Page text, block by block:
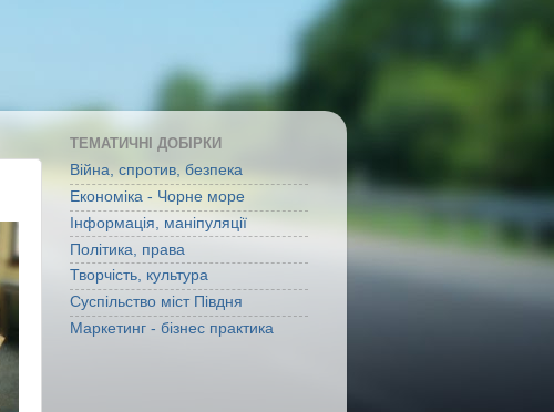
ТЕМАТИЧНІ ДОБІРКИ
Війна, спротив, безпека
Економіка - Чорне море
Інформація, маніпуляції
Політика, права
Творчість, культура
Суспільство міст Півдня
Маркетинг - бізнес практика